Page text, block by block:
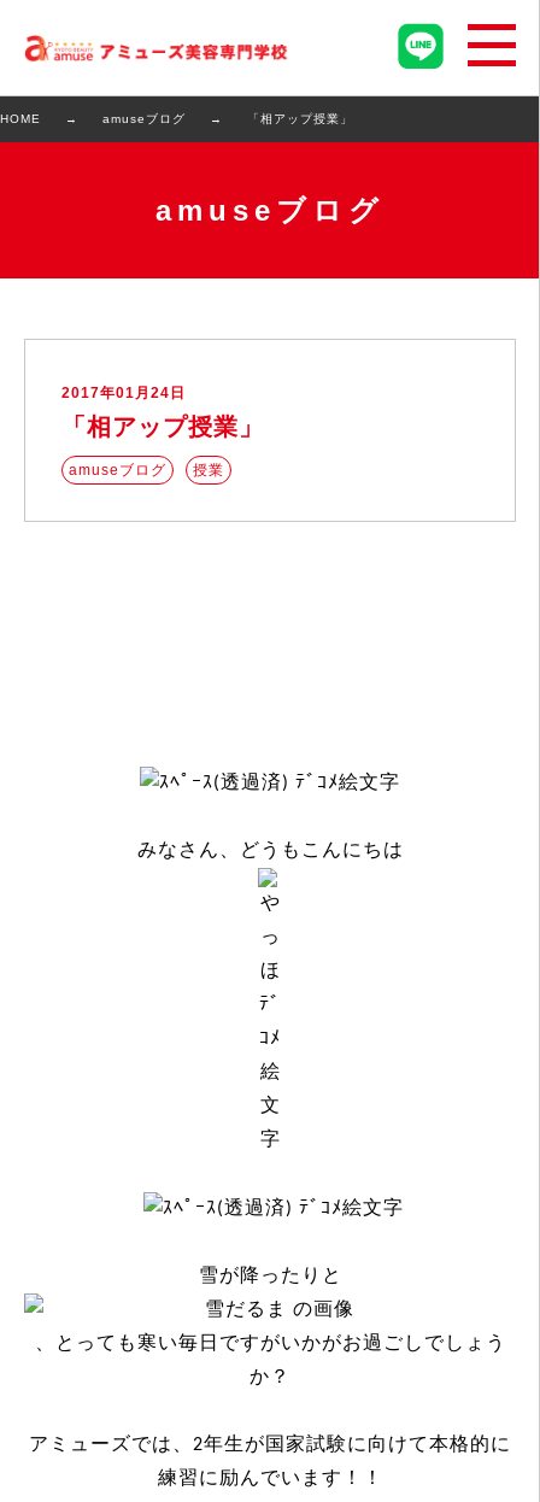
HOME amuseブログ 「相アップ授業」
amuseブログ
2017年01月24日
「相アップ授業」
amuseブログ 授業
みなさん、どうもこんにちは
雪が降ったりと
、とっても寒い毎日ですがいかがお過ごしでしょう
か？
アミューズでは、2年生が国家試験に向けて本格的に
練習に励んでいます！！